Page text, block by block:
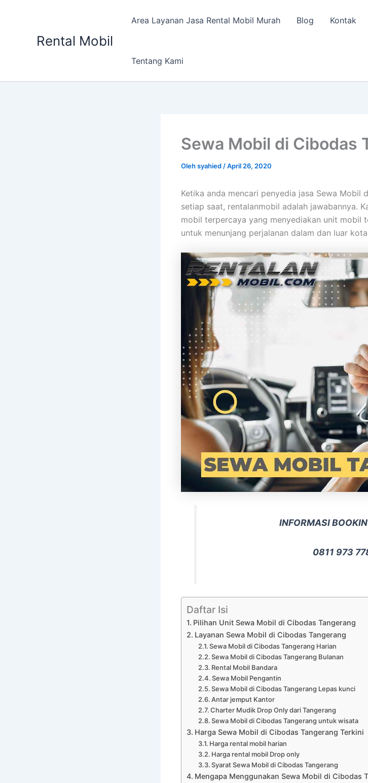
Rental Mobil
Area Layanan Jasa Rental Mobil Murah Blog Kontak
Tentang Kami
Sewa Mobil di Cibodas
Olehsyahied /April 26, 2020
Ketika anda mencari penyedia jasa Sewa Mobil
setiap saat, rentalanmobil adalah jawabannya.
mobil terpercaya yang menyediakan unit mobil
untuk menunjang perjalanan dalam dan luar
INFORMASI
0811 973
Daftar Isi
Pilihan Unit Sewa Mobil di Cibodas Tangerang
Layanan Sewa Mobil di Cibodas Tangerang
Sewa Mobil di Cibodas Tangerang Harian
Sewa Mobil di Cibodas Tangerang Bulanan
Rental Mobil Bandara
Sewa Mobil Pengantin
Sewa Mobil di Cibodas Tangerang Lepas kunci
Antar jemput Kantor
Charter Mudik Drop Only dari Tangerang
Sewa Mobil di Cibodas Tangerang untuk wisata
Harga Sewa Mobil di Cibodas Tangerang Terkini
Harga rental mobil harian
Harga rental mobil Drop only
Syarat Sewa Mobil di Cibodas Tangerang
Mengapa Menggunakan Sewa Mobil di Cibodas